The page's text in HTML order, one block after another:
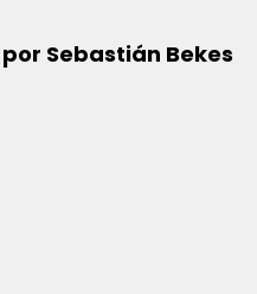
por Sebastián Bekes